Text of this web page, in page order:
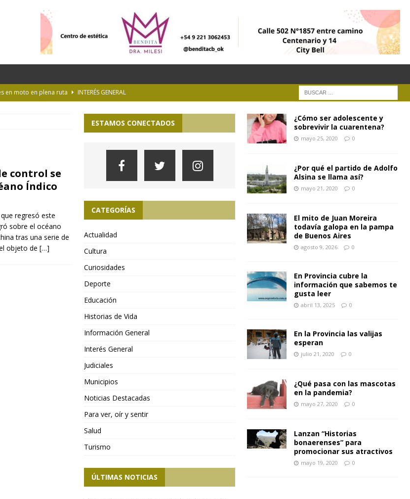
en moto en plena ruta
INTERÉS GENERAL
control se
Índico
regresó este
sobre el océano
tras una serie de
objeto de […]
ESTAMOS CONECTADOS
CATEGORÍAS
Actualidad
Cultura
Curiosidades
Deporte
Educación
Historias de Vida
Información General
Interés General
Judiciales
Municipios
Noticias Destacadas
Para ver, oír y sentir
Salud
Turismo
ÚLTIMAS NOTICIAS
¿Cómo ser adolescente y
sobrevivir la cuarentena?
mayo 25, 2020 0
¿Por qué el partido de Adolfo
Alsina se llama así?
mayo 21, 2020 0
El mito de Juan Moreira
todavía galopa en la pampa
de Buenos Aires
agosto 9, 2026 0
En Provincia cubre la
información que sabemos te
gusta leer
abril 13, 2025 0
En la Provincia las valijas
esperan
julio 21, 2020 0
¿Qué pasa con las mascotas
en la pandemia?
mayo 27, 2020 0
Lanzan “Historias
bonaerenses” para
promocionar sus atractivos
mayo 19, 2020 0